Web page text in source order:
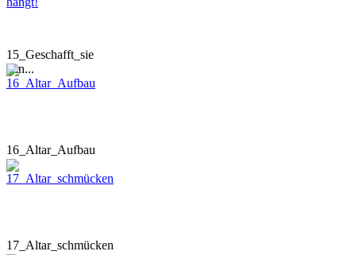
15_Geschafft_sie
hän...
16_Altar_Aufbau
17_Altar_schmücken